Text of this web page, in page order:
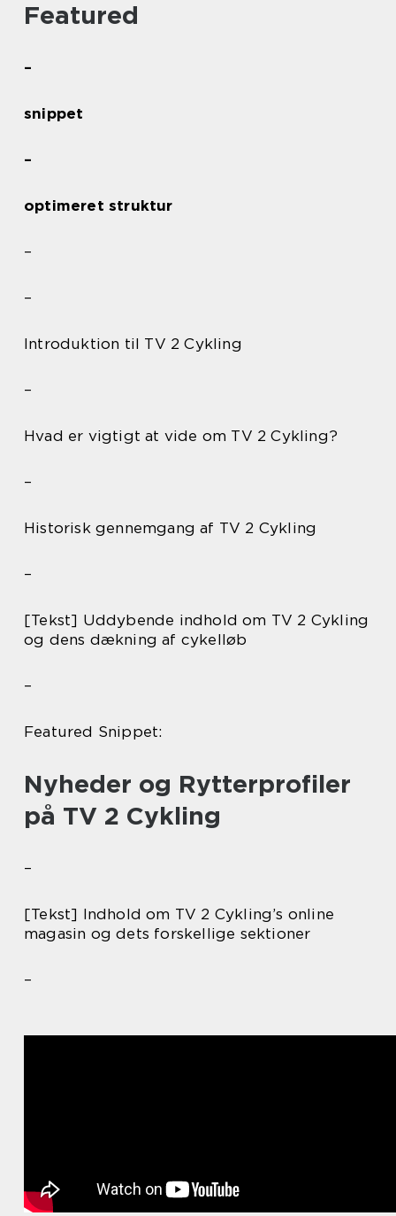
Featured
–
snippet
–
optimeret struktur
–
–
Introduktion til TV 2 Cykling
–
Hvad er vigtigt at vide om TV 2 Cykling?
–
Historisk gennemgang af TV 2 Cykling
–
[Tekst] Uddybende indhold om TV 2 Cykling
og dens dækning af cykelløb
–
Featured Snippet:
Nyheder og Rytterprofiler
på TV 2 Cykling
–
[Tekst] Indhold om TV 2 Cykling’s online
magasin og dets forskellige sektioner
–